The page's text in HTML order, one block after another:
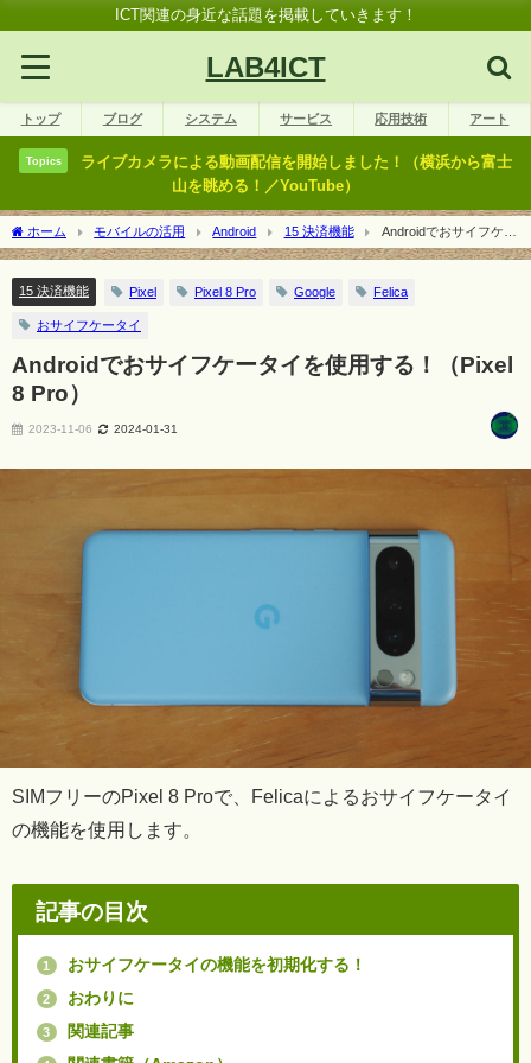
ICT関連の身近な話題を掲載していきます！
LAB4ICT
トップ ブログ システム サービス 応用技術 アート
Topics
ライブカメラによる動画配信を開始しました！（横浜から富士
山を眺める！／YouTube）
ホーム モバイルの活用 Android 15 決済機能
Androidでおサイフケー
タイを使用する！（Pixel 8 Pro）
15 決済機能 Pixel Pixel 8 Pro Google Felica
おサイフケータイ
Androidでおサイフケータイを使用する！（Pixel
8 Pro）
2023-11-06 2024-01-31
SIMフリーのPixel 8 Proで、Felicaによるおサイフケータイ
の機能を使用します。
記事の目次
1 おサイフケータイの機能を初期化する！
2 おわりに
3 関連記事